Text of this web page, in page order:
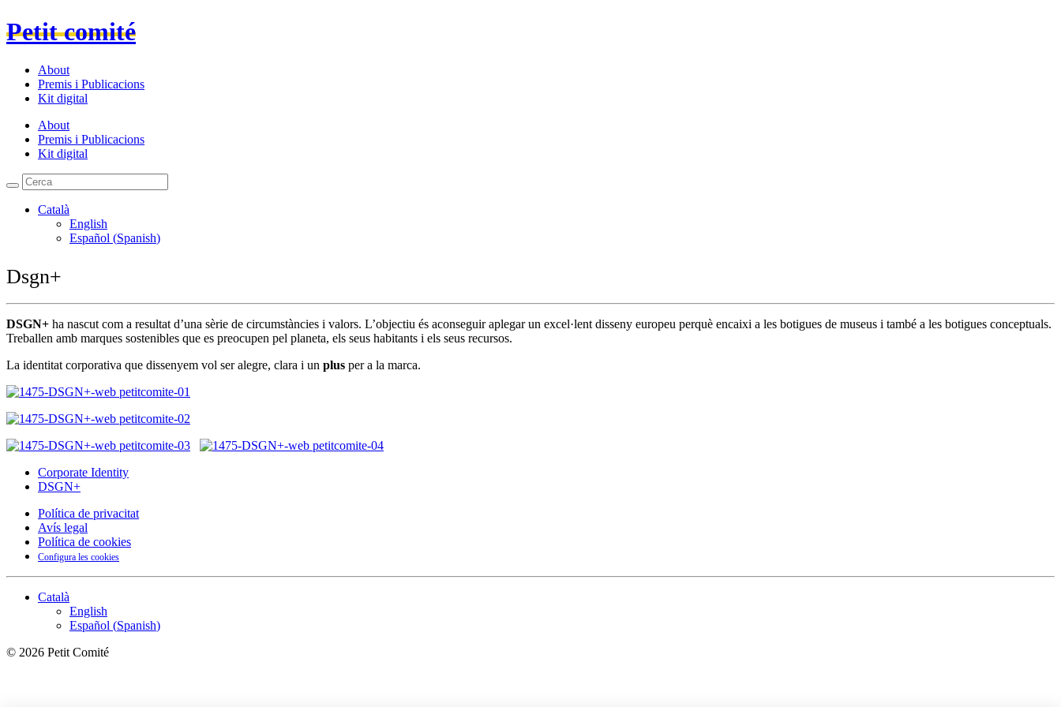
Petit comité
About
Premis i Publicacions
Kit digital
About
Premis i Publicacions
Kit digital
Català
English
Español (Spanish)
Dsgn+
DSGN+ ha nascut com a resultat d’una sèrie de circumstàncies i valors. L’objectiu és aconseguir aplegar un excel·lent disseny europeu perquè encaixi a les botigues de museus i també a les botigues conceptuals.
Treballen amb marques sostenibles que es preocupen pel planeta, els seus habitants i els seus recursos.
La identitat corporativa que dissenyem vol ser alegre, clara i un plus per a la marca.
Corporate Identity
DSGN+
Política de privacitat
Avís legal
Política de cookies
Configura les cookies
Català
English
Español (Spanish)
© 2026 Petit Comité